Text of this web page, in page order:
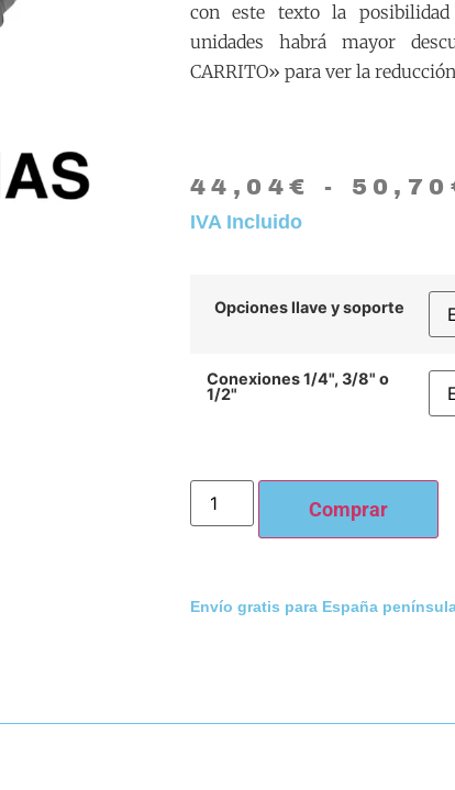
con este texto la posibilidad
unidades habrá mayor
CARRITO» para ver la
44,04 € - 50,70
IVA Incluido
Opciones llave y soporte
Conexiones 1/4", 3/8" o
1/2"
Comprar
Envío gratis para España